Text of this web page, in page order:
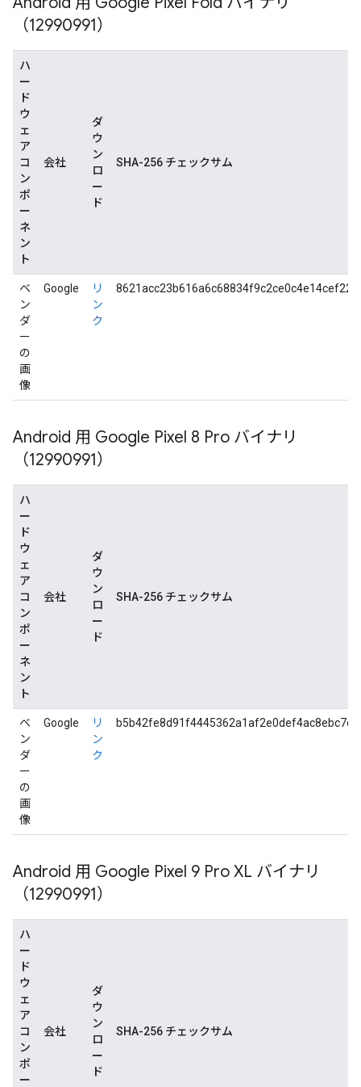
（12990991）
ハ
ー
ド
ウ
ェ
ア
コ
ン
ポ
ー
ネ
ン
ト
会社
ダ
ウ
ン
ロ
ー
ド
SHA-256 チェックサム
ベ
ン
ダ
ー
の
画
像
Google
リ
ン
ク
Android 用 Google Pixel 8 Pro バイナリ
（12990991）
ハ
ー
ド
ウ
ェ
ア
コ
ン
ポ
ー
ネ
ン
ト
会社
ダ
ウ
ン
ロ
ー
ド
SHA-256 チェックサム
ベ
ン
ダ
ー
の
画
像
Google
リ
ン
ク
Android 用 Google Pixel 9 Pro XL バイナリ
（12990991）
ハ
ー
ド
ウ
ェ
ア
コ
ン
ポ
ー
会社
ダ
ウ
ン
ロ
ー
ド
SHA-256 チェックサム